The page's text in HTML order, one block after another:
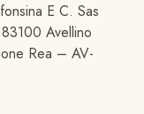
E C. Sas
Avellino
Rea – AV-